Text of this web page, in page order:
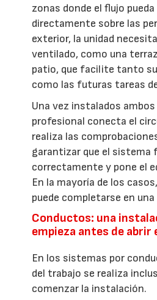
zonas donde el flujo
directamente sobre las
exterior, la unidad
ventilado, como una
patio, que facilite tanto
como las futuras tareas
Una vez instalados ambos
profesional conecta el
realiza las
garantizar que el sistema
correctamente y pone el
En la mayoría de los
puede completarse en
Conductos: una
empieza antes de abrir
En los sistemas por
del trabajo se realiza
comenzar la instalación.